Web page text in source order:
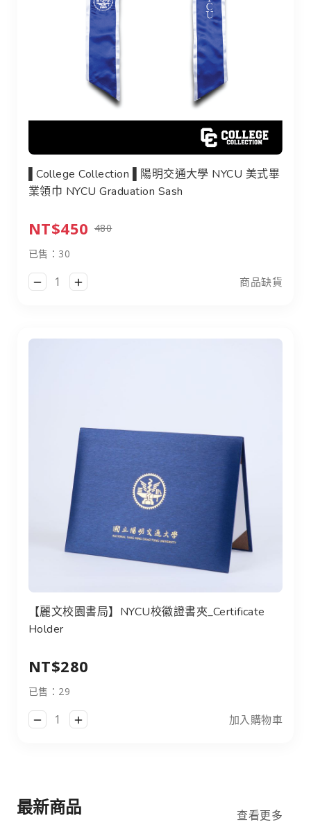
▌College Collection ▌陽明交通大學 NYCU 美式畢業
▌College Collection ▌陽明交通大學 NYCU 美式畢
業領巾 NYCU Graduation Sash
NT$450 480
已售：30
商品缺貨
【麗文校園書局】NYCU校徽證書夾_Certificate Holder
【麗文校園書局】NYCU校徽證書夾_Certificate
Holder
NT$280
已售：29
加入購物車
最新商品 查看更多